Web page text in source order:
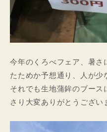
今年のくろべフェア、暑さ
たためか予想通り、人が少
それでも生地蒲鉾のブー
さり大変ありがとうござい